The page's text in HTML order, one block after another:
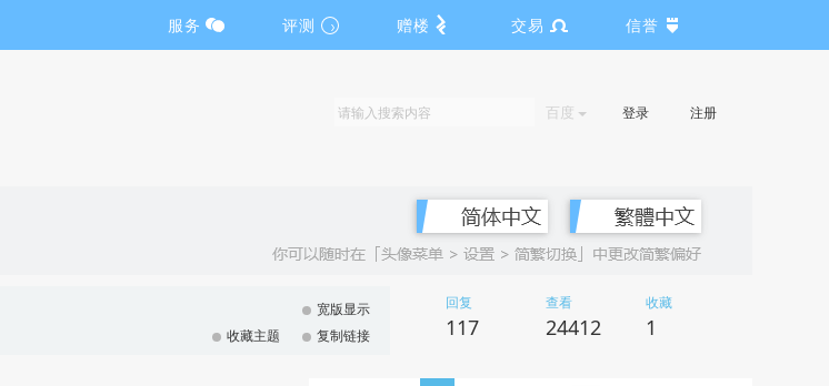
服务 评测 赠楼 交易 信誉
百度 登录 注册
宽版显示
收藏主题
复制链接
回复
117
查看
24412
收藏
1